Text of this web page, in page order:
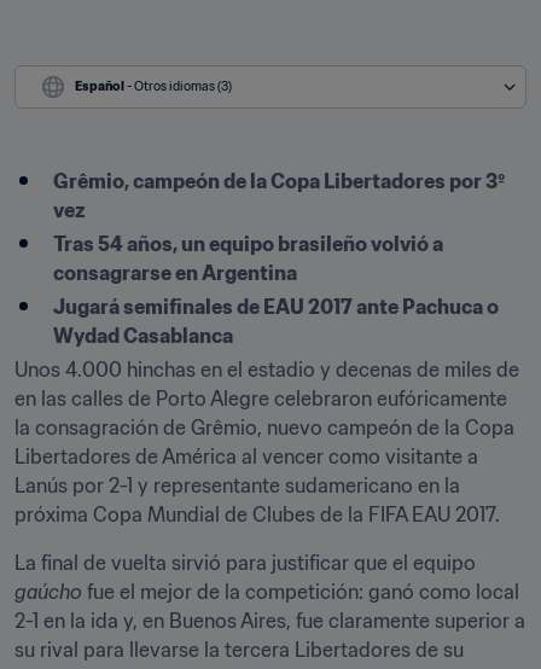
Español - Otros idiomas (3)
Grêmio, campeón de la Copa Libertadores por 3º
vez
Tras 54 años, un equipo brasileño volvió a
consagrarse en Argentina
Jugará semifinales de EAU 2017 ante Pachuca o
Wydad Casablanca
Unos 4.000 hinchas en el estadio y decenas de miles de
en las calles de Porto Alegre celebraron eufóricamente
la consagración de Grêmio, nuevo campeón de la Copa
Libertadores de América al vencer como visitante a
Lanús por 2-1 y representante sudamericano en la
próxima Copa Mundial de Clubes de la FIFA EAU 2017.
gaúcho fue el mejor de la competición: ganó como local
2-1 en la ida y, en Buenos Aires, fue claramente superior a
su rival para llevarse la tercera Libertadores de su